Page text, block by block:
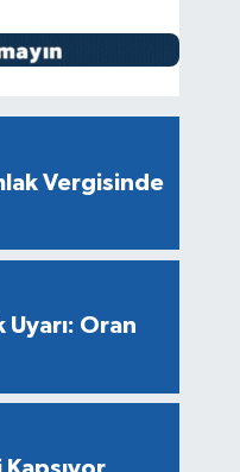
Vergisinde
Uyarı: Oran